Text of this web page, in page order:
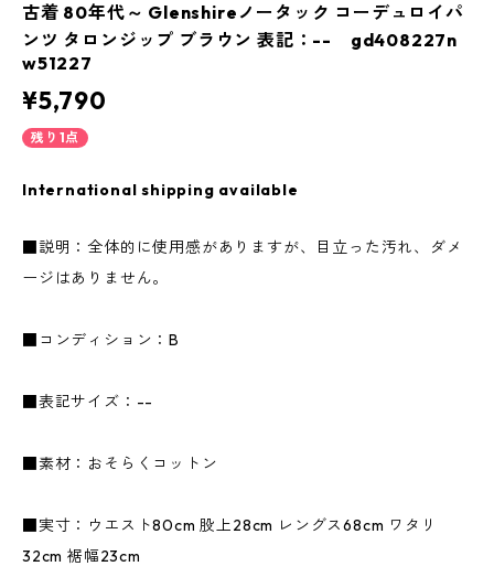
古着 80年代～ Glenshireノータック コーデュロイパ
ンツ タロンジップ ブラウン 表記：-- gd408227n
w51227
¥5,790
残り1点
International shipping available
■説明：全体的に使用感がありますが、目立った汚れ、ダメ
ージはありません。
■コンディション：B
■表記サイズ：--
■素材：おそらくコットン
■実寸：ウエスト80cm 股上28cm レングス68cm ワタリ
32cm 裾幅23cm